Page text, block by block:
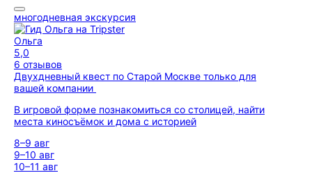
многодневная экскурсия
Ольга
5,0
6 отзывов
Двухдневный квест по Старой Москве только для
вашей компании
В игровой форме познакомиться со столицей, найти
места киносъёмок и дома с историей
8–9 авг
9–10 авг
10–11 авг